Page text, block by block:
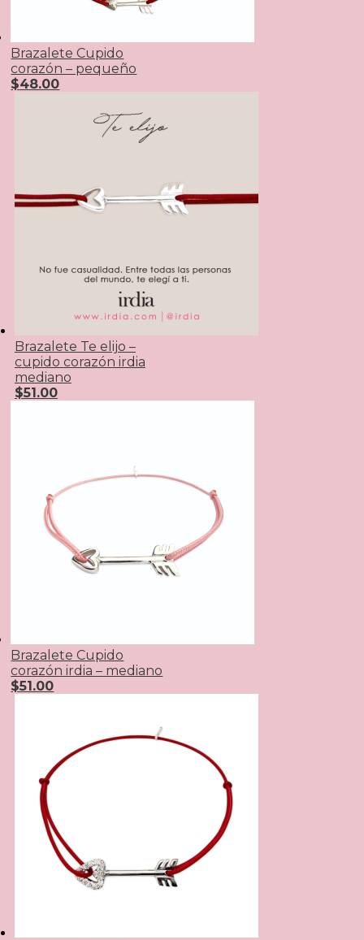
Brazalete Cupido
corazón – pequeño
$48.00
Brazalete Te elijo –
cupido corazón irdia
mediano
$51.00
Brazalete Cupido
corazón irdia – mediano
$51.00